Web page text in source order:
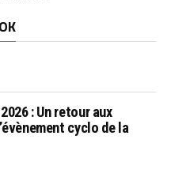
: Un retour aux
cyclo de la